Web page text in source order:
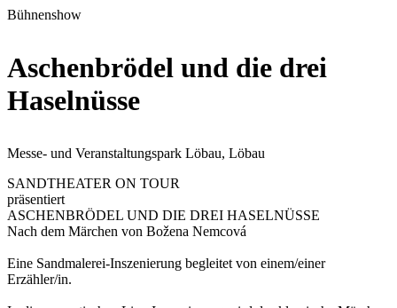
Bühnenshow
Aschenbrödel und die drei
Haselnüsse
Messe- und Veranstaltungspark Löbau, Löbau
SANDTHEATER ON TOUR
präsentiert
ASCHENBRÖDEL UND DIE DREI HASELNÜSSE
Nach dem Märchen von Božena Nemcová
Eine Sandmalerei-Inszenierung begleitet von einem/einer
Erzähler/in.